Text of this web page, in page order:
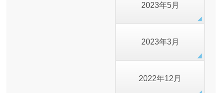
2023年5月
2023年3月
2022年12月